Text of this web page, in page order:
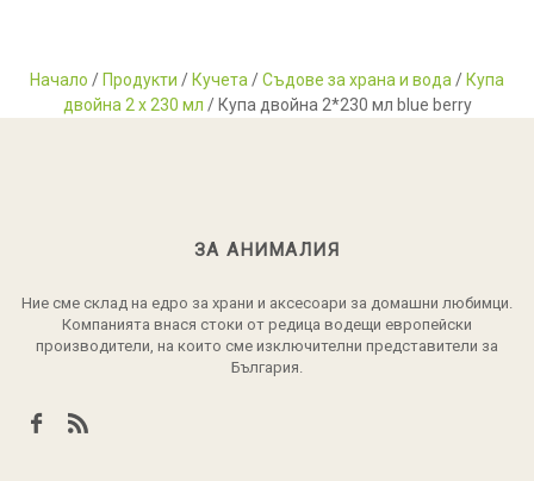
Начало / Продукти / Кучета /Съдове за храна и вода / Купа
двойна 2 x 230 мл / Купа двойна 2*230 мл blue berry
ЗА АНИМАЛИЯ
Ние сме склад на едро за храни и аксесоари за домашни любимци.
Компанията внася стоки от редица водещи европейски
производители, на които сме изключителни представители за
България.